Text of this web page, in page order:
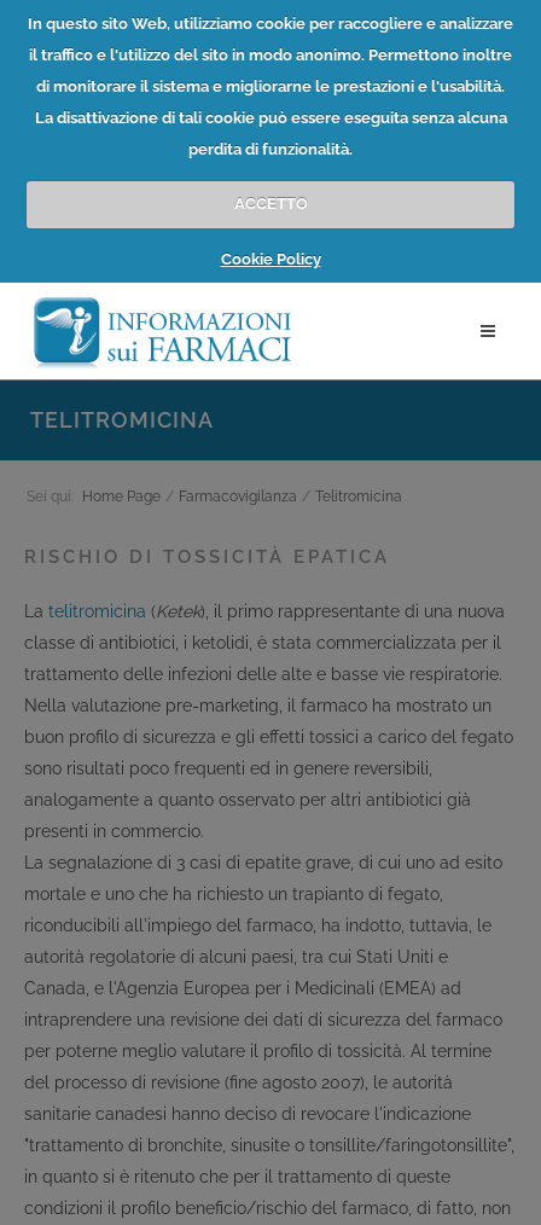
In questo sito Web, utilizziamo cookie per raccogliere e analizzare
il traffico e l'utilizzo del sito in modo anonimo. Permettono inoltre
di monitorare il sistema e migliorarne le prestazioni e l'usabilità.
La disattivazione di tali cookie può essere eseguita senza alcuna
perdita di funzionalità.
ACCETTO
Cookie Policy
TELITROMICINA
Sei qui: Home Page / Farmacovigilanza / Telitromicina
RISCHIO DI TOSSICITÀ EPATICA
La telitromicina (Ketek), il primo rappresentante di una nuova
classe di antibiotici, i ketolidi, è stata commercializzata per il
trattamento delle infezioni delle alte e basse vie respiratorie.
Nella valutazione pre-marketing, il farmaco ha mostrato un
buon profilo di sicurezza e gli effetti tossici a carico del fegato
sono risultati poco frequenti ed in genere reversibili,
analogamente a quanto osservato per altri antibiotici già
presenti in commercio.
La segnalazione di 3 casi di epatite grave, di cui uno ad esito
mortale e uno che ha richiesto un trapianto di fegato,
riconducibili all'impiego del farmaco, ha indotto, tuttavia, le
autorità regolatorie di alcuni paesi, tra cui Stati Uniti e
Canada, e l'Agenzia Europea per i Medicinali (EMEA) ad
intraprendere una revisione dei dati di sicurezza del farmaco
per poterne meglio valutare il profilo di tossicità. Al termine
del processo di revisione (fine agosto 2007), le autorità
sanitarie canadesi hanno deciso di revocare l'indicazione
"trattamento di bronchite, sinusite o tonsillite/faringotonsillite",
in quanto si è ritenuto che per il trattamento di queste
condizioni il profilo beneficio/rischio del farmaco, di fatto, non